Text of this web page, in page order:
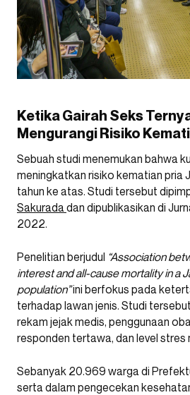
Ketika Gairah Seks
Mengurangi Risiko
Sebuah studi menemukan bahwa
meningkatkan risiko kematian pria
tahun ke atas. Studi tersebut
Sakurada dan dipublikasikan di
2022.
Penelitian berjudul “Association
interest and all-cause mortality in a
population”ini berfokus pada
terhadap lawan jenis. Studi
rekam jejak medis, penggunaan
responden tertawa, dan level stres
Sebanyak 20.969 warga di
serta dalam pengecekan